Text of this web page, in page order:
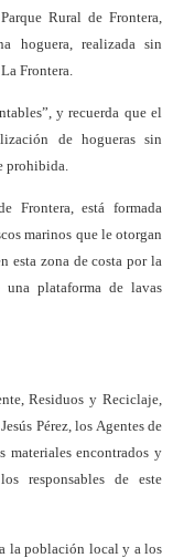
Rural de Frontera,
hoguera, realizada sin
Frontera.
y recuerda que el
de hogueras sin
prohibida.
Frontera, está formada
marinos que le otorgan
esta zona de costa por la
plataforma de lavas
Residuos y Reciclaje,
Pérez, los Agentes de
encontrados y
responsables de este
la población local y a los